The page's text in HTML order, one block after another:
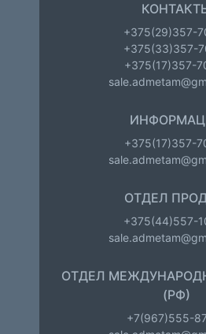
+375(29)357-
+375(33)357-
+375(17)357-
+375(17)357-
ОТДЕЛ
+375(44)557-
ОТДЕЛ
(РФ)
+7(967)555-